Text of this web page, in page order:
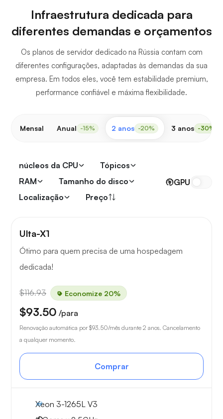
Infraestrutura dedicada para
diferentes demandas e orçamentos
Os planos de servidor dedicado na Rússia contam com
diferentes configurações, adaptadas às demandas da sua
empresa. Em todos eles, você tem estabilidade premium,
performance confiável e máxima flexibilidade.
Mensal Anual -15% 2 anos -20% 3 anos -30%
núcleos da CPU
Tópicos
RAM
Tamanho do disco
Localização
Preço
GPU
Ulta-X1
Ótimo para quem precisa de uma hospedagem
dedicada!
$116.93 Economize 20%
$93.50 /para
Renovação automática por $93.50/mês durante 2 anos. Cancelamento
a qualquer momento.
Comprar
Xeon 3-1265L V3